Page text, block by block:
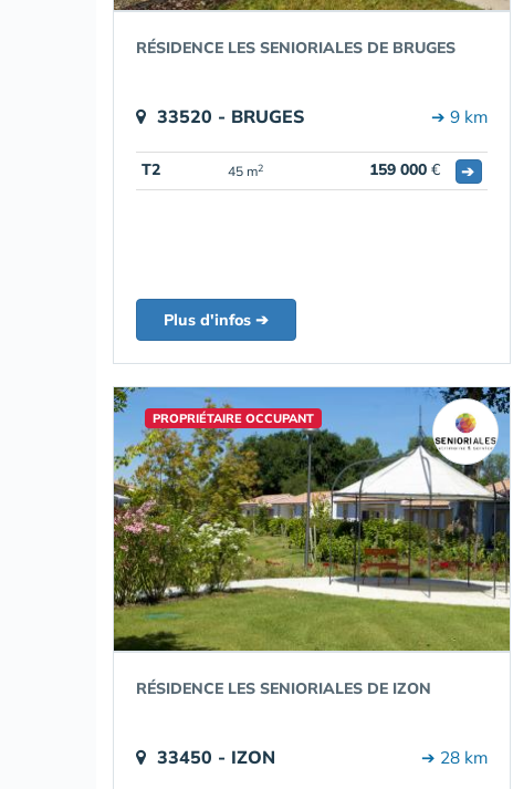
RÉSIDENCE LES SENIORIALES DE BRUGES
33520 - BRUGES ➔ 9 km
T2 45 m2 159 000 € ➔
Plus d'infos ➔
PROPRIÉTAIRE OCCUPANT
RÉSIDENCE LES SENIORIALES DE IZON
33450 - IZON ➔ 28 km